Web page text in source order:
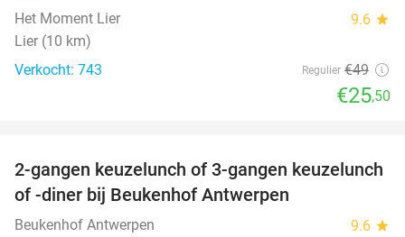
Het Moment Lier 9.6 star
Lier (10 km)
Verkocht: 743
Regulier €49
€25,50
38%
2-gangen keuzelunch of 3-gangen keuzelunch
of -diner bij Beukenhof Antwerpen
Beukenhof Antwerpen 9.6 star